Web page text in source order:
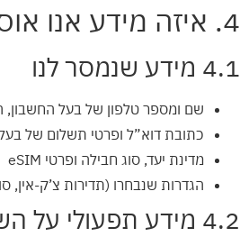
4. איזה מידע אנו אוספים
4.1 מידע שנמסר לנו
שם ומספר טלפון של בעל החשבון,
כתובת דוא”ל ופרטי תשלום של
מדינת יעד, סוג חבילה ופרטי eSIM
הגדרות שנבחרו (תדירות צ’ק-אין,
4.2 מידע תפעולי על השימוש